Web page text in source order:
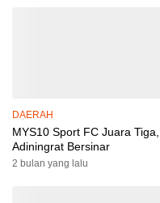
DAERAH
MYS10 Sport FC Juara Tiga,
Adiningrat Bersinar
2 bulan yang lalu